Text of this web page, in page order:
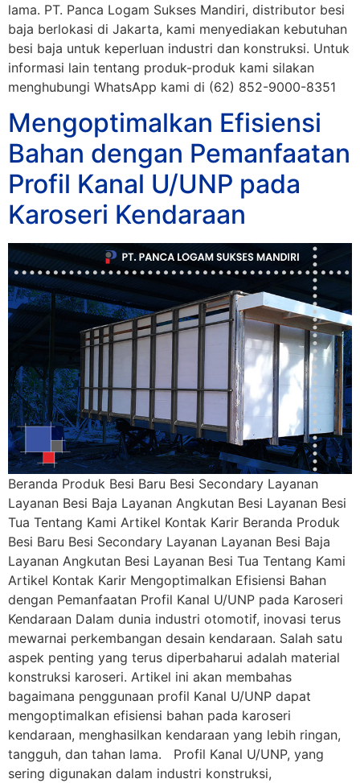
lama. PT. Panca Logam Sukses Mandiri, distributor besi
baja berlokasi di Jakarta, kami menyediakan kebutuhan
besi baja untuk keperluan industri dan konstruksi. Untuk
informasi lain tentang produk-produk kami silakan
menghubungi WhatsApp kami di (62) 852-9000-8351
Mengoptimalkan Efisiensi
Bahan dengan Pemanfaatan
Profil Kanal U/UNP pada
Karoseri Kendaraan
Beranda Produk Besi Baru Besi Secondary Layanan
Layanan Besi Baja Layanan Angkutan Besi Layanan Besi
Tua Tentang Kami Artikel Kontak Karir Beranda Produk
Besi Baru Besi Secondary Layanan Layanan Besi Baja
Layanan Angkutan Besi Layanan Besi Tua Tentang Kami
Artikel Kontak Karir Mengoptimalkan Efisiensi Bahan
dengan Pemanfaatan Profil Kanal U/UNP pada Karoseri
Kendaraan Dalam dunia industri otomotif, inovasi terus
mewarnai perkembangan desain kendaraan. Salah satu
aspek penting yang terus diperbaharui adalah material
konstruksi karoseri. Artikel ini akan membahas
bagaimana penggunaan profil Kanal U/UNP dapat
mengoptimalkan efisiensi bahan pada karoseri
kendaraan, menghasilkan kendaraan yang lebih ringan,
tangguh, dan tahan lama. Profil Kanal U/UNP, yang
sering digunakan dalam industri konstruksi,